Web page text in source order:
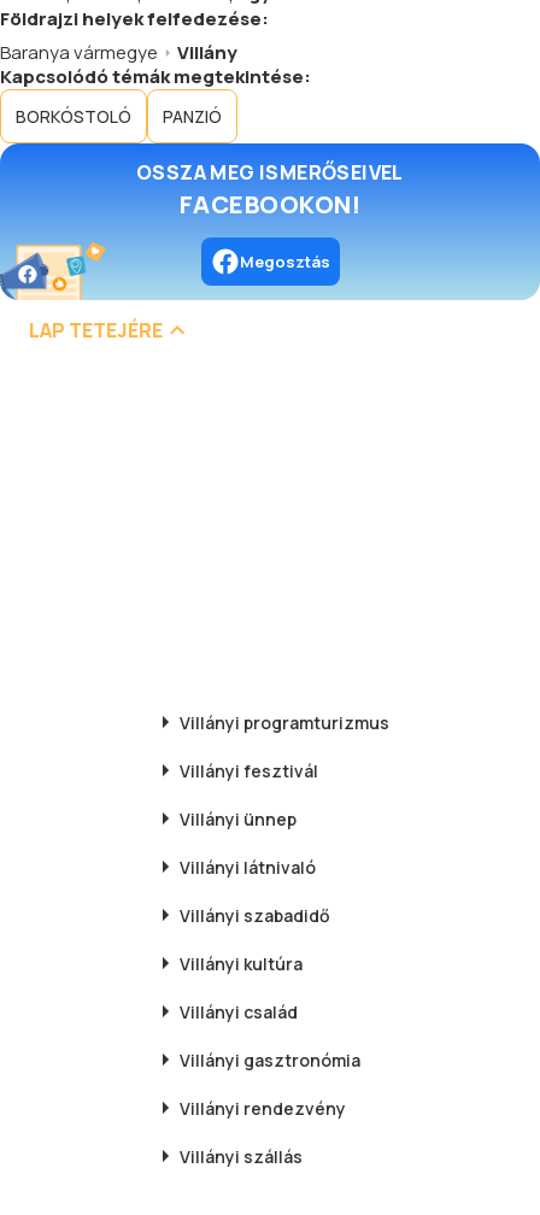
Földrajzi helyek felfedezése:
Baranya vármegye
Villány
Kapcsolódó témák megtekintése:
BORKÓSTOLÓ PANZIÓ
OSSZA MEG ISMERŐSEIVEL
FACEBOOKON!
Megosztás
LAP TETEJÉRE
Villányi programturizmus
Villányi fesztivál
Villányi ünnep
Villányi látnivaló
Villányi szabadidő
Villányi kultúra
Villányi család
Villányi gasztronómia
Villányi rendezvény
Villányi szállás